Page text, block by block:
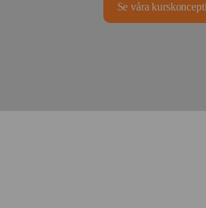
Se våra kurskoncept